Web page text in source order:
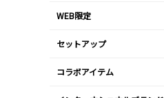
WEB限定
セットアップ
コラボアイテム